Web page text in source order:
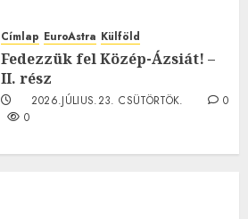
2026.JÚLIUS.23. CSÜTÖRTÖK.
0
Címlap EuroAstra Külföld
Fedezzük fel Közép-Ázsiát! –
II. rész
2026.JÚLIUS.23. CSÜTÖRTÖK.
0
0